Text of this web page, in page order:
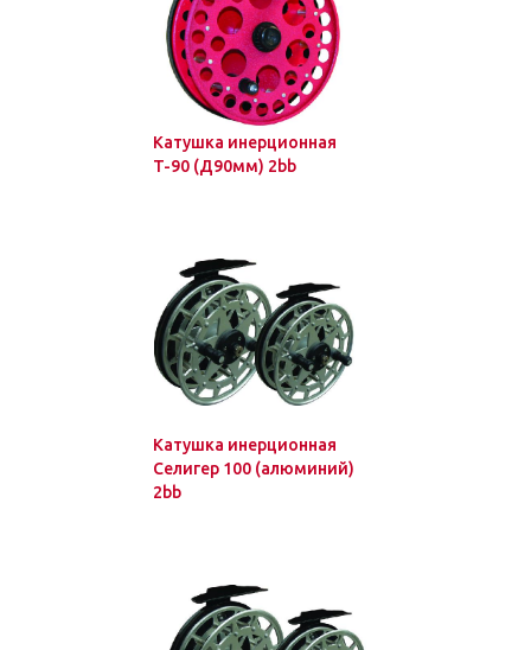
Катушка инерционная
T-90 (Д90мм) 2bb
Катушка инерционная
Селигер 100 (алюминий)
2bb